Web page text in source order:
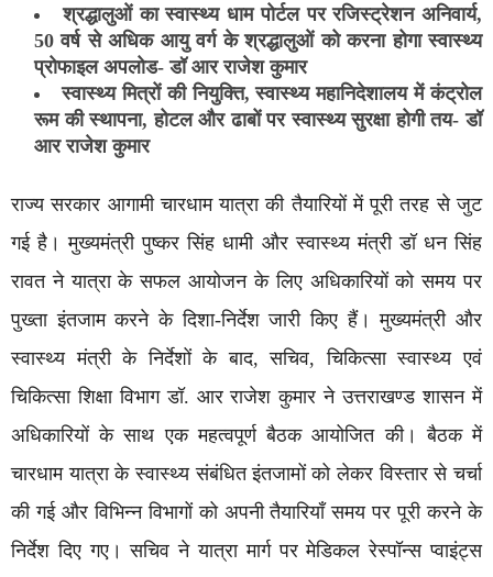
श्रद्धालुओं का स्वास्थ्य धाम पोर्टल पर रजिस्ट्रेशन अनिवार्य,
50 वर्ष से अधिक आयु वर्ग के श्रद्धालुओं को करना होगा स्वास्थ्य
प्रोफाइल अपलोड- डॉ आर राजेश कुमार
स्वास्थ्य मित्रों की नियुक्ति, स्वास्थ्य महानिदेशालय में कंट्रोल
रूम की स्थापना, होटल और ढाबों पर स्वास्थ्य सुरक्षा होगी तय- डॉ
आर राजेश कुमार
राज्य सरकार आगामी चारधाम यात्रा की तैयारियों में पूरी तरह से जुट
गई है। मुख्यमंत्री पुष्कर सिंह धामी और स्वास्थ्य मंत्री डॉ धन सिंह
रावत ने यात्रा के सफल आयोजन के लिए अधिकारियों को समय पर
पुख्ता इंतजाम करने के दिशा-निर्देश जारी किए हैं। मुख्यमंत्री और
स्वास्थ्य मंत्री के निर्देशों के बाद, सचिव, चिकित्सा स्वास्थ्य एवं
चिकित्सा शिक्षा विभाग डॉ. आर राजेश कुमार ने उत्तराखण्ड शासन में
अधिकारियों के साथ एक महत्वपूर्ण बैठक आयोजित की। बैठक में
चारधाम यात्रा के स्वास्थ्य संबंधित इंतजामों को लेकर विस्तार से चर्चा
की गई और विभिन्न विभागों को अपनी तैयारियाँ समय पर पूरी करने के
निर्देश दिए गए। सचिव ने यात्रा मार्ग पर मेडिकल रेस्पॉन्स प्वाइंट्स